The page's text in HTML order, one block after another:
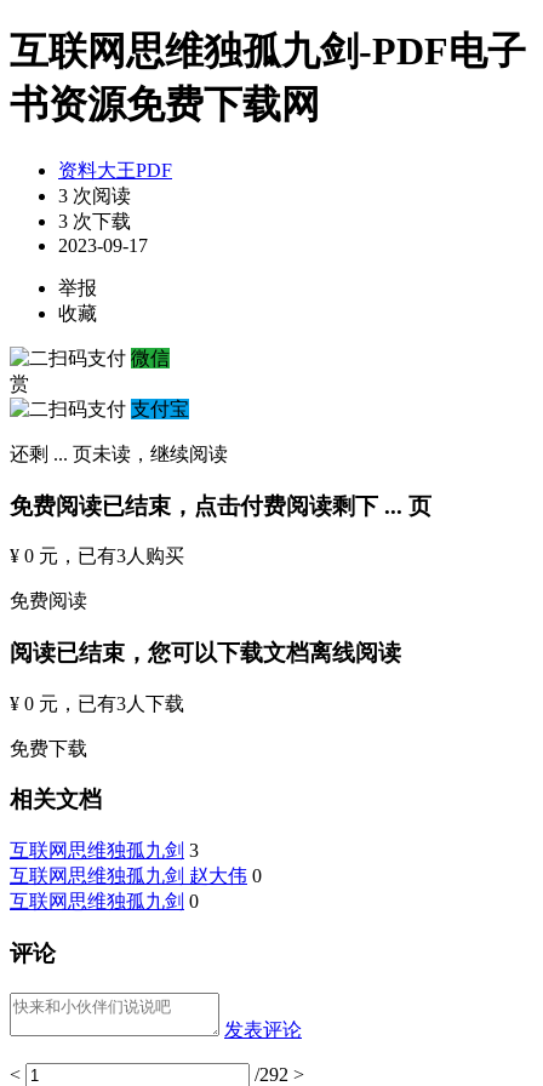
互联网思维独孤九剑-PDF电子
书资源免费下载网
资料大王PDF
3 次阅读
3 次下载
2023-09-17
举报
收藏
微信
赏
支付宝
还剩 ... 页未读， 继续阅读
免费阅读已结束，点击付费阅读剩下 ... 页
¥ 0 元 ，已有3人购买
免费阅读
阅读已结束，您可以下载文档离线阅读
¥ 0 元 ，已有3人下载
免费下载
相关文档
互联网思维独孤九剑 3
互联网思维独孤九剑 赵大伟 0
互联网思维独孤九剑 0
评论
发表评论
< /292 >